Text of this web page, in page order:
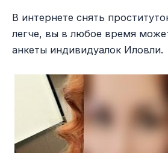
В интернете снять
легче, вы в любое время
анкеты индивидуалок Иловли.